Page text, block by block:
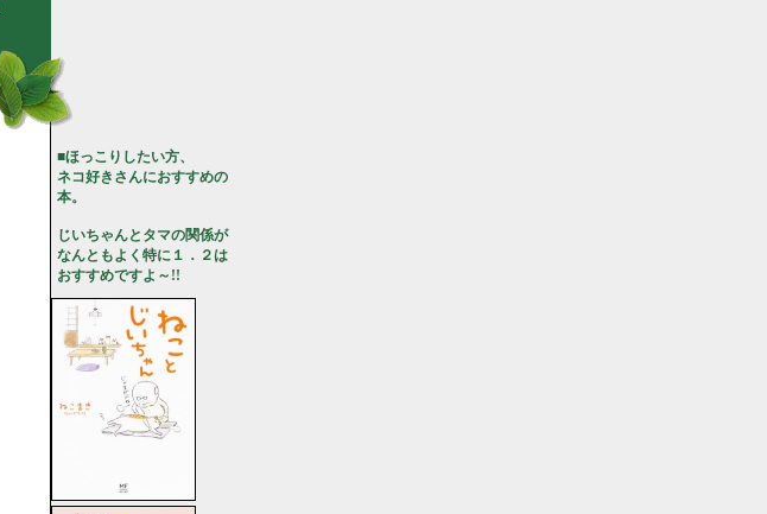
■ほっこりしたい方、
ネコ好きさんにおすすめの
本。
じいちゃんとタマの関係が
なんともよく特に１．２は
おすすめですよ～!!